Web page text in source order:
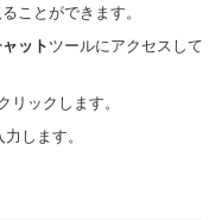
ことができます。
ットツールにアクセスして
リックします。
します。